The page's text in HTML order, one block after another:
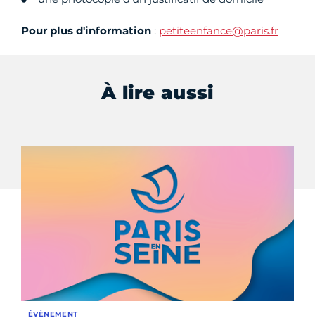
Pour plus d'information : petiteenfance@paris.fr
À lire aussi
ÉVÈNEMENT